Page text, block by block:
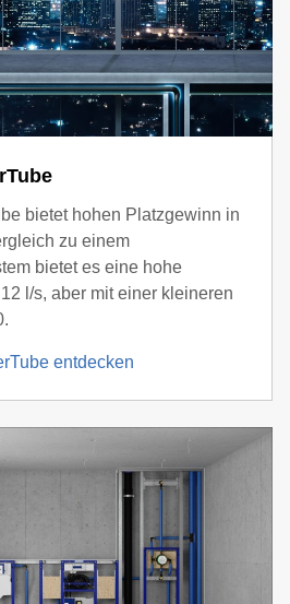
Beeinträchtigungen des
bietet hohen Platzgewinn in
zu einem
bietet es eine hohe
l/s, aber mit einer kleineren
entdecken